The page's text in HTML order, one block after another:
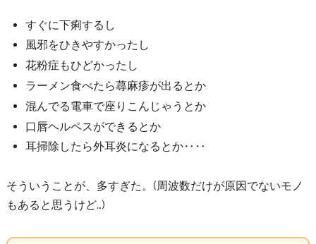
すぐに下痢するし
風邪をひきやすかったし
花粉症もひどかったし
ラーメン食べたら蕁麻疹が出るとか
混んでる電車で座りこんじゃうとか
口唇ヘルペスができるとか
耳掃除したら外耳炎になるとか‥‥
そういうことが、多すぎた。(周波数だけが原因でないモノ
もあると思うけど…)